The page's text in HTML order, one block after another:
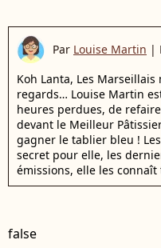
Par Louise Martin |
Koh Lanta, Les
regards… Louise Martin
heures perdues, de
devant le Meilleur
gagner le tablier bleu !
secret pour elle, les
émissions, elle les connaît
false